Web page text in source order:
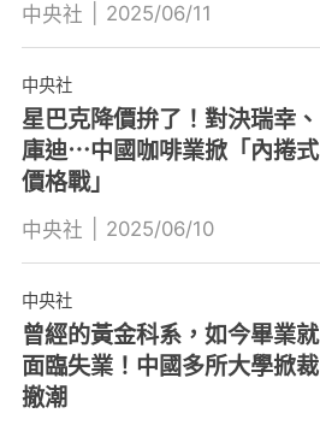
中央社 2025/06/11
中央社
星巴克降價拚了！對決瑞幸、
庫迪⋯中國咖啡業掀「內捲式
價格戰」
中央社 2025/06/10
中央社
曾經的黃金科系，如今畢業就
面臨失業！中國多所大學掀裁
撤潮